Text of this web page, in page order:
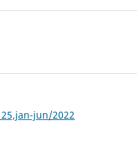
25,jan-jun/2022